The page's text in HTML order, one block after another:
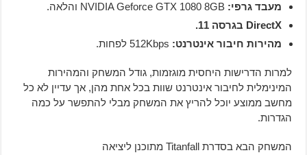
מעבד גרפי:NVIDIA Geforce GTX 1080 8GB והלאה.
DirectX בגרסה 11.
מהירות חיבור אינטרנט:512Kbps לפחות.
למרות הדרישות היחסית מוגזמות, גודל המשחק והמהירות
המינימלית לחיבור אינטרנט שוות בכל אחת מהן, אך עדיין לא כל
מחשב ממוצע יוכל להריץ את המשחק מבלי להתפשר על כמה
הגדרות.
המשחק הבא בסדרת Titanfall מתוכנן ליציאה